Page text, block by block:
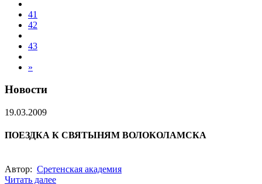
41
42
43
»
Новости
19.03.2009
ПОЕЗДКА К СВЯТЫНЯМ ВОЛОКОЛАМСКА
Автор: Сретенская академия
Читать далее